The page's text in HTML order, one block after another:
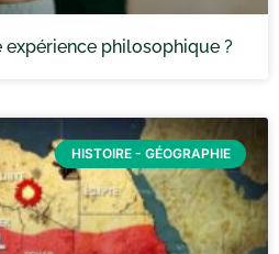
expérience philosophique ?
HISTOIRE - GÉOGRAPHIE